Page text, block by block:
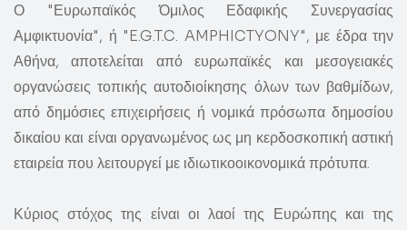
Ο "Ευρωπαϊκός Όμιλος Εδαφικής Συνεργασίας
Αμφικτυονία", ή "E.G.T.C. AMPHICTYONY", με έδρα την
Αθήνα, αποτελείται από ευρωπαϊκές και μεσογειακές
οργανώσεις τοπικής αυτοδιοίκησης όλων των βαθμίδων,
από δημόσιες επιχειρήσεις ή νομικά πρόσωπα δημοσίου
δικαίου και είναι οργανωμένος ως μη κερδοσκοπική αστική
εταιρεία που λειτουργεί με ιδιωτικοοικονομικά πρότυπα.
Κύριος στόχος της είναι οι λαοί της Ευρώπης και της